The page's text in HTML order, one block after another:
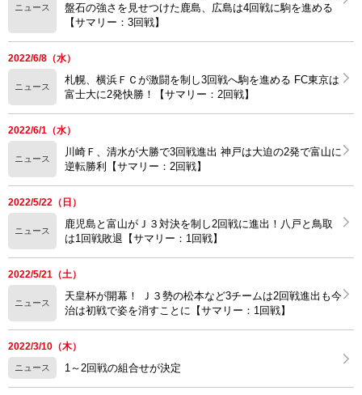
ニュース
盤石の強さを見せつけた鹿島、広島は4回戦に駒を進める
【サマリー：3回戦】
2022/6/8（水）
ニュース
札幌、横浜ＦＣが激闘を制し3回戦へ駒を進める FC東京は
富士大に2発快勝！【サマリー：2回戦】
2022/6/1（水）
ニュース
川崎Ｆ、清水が大勝で3回戦進出 神戸は大迫の2発で富山に
逆転勝利【サマリー：2回戦】
2022/5/22（日）
ニュース
鹿児島と富山がＪ３対決を制し2回戦に進出！八戸と鳥取
は1回戦敗退【サマリー：1回戦】
2022/5/21（土）
ニュース
天皇杯が開幕！ Ｊ３勢の松本など3チームは2回戦進出も今
治は初戦で姿を消すことに【サマリー：1回戦】
2022/3/10（木）
ニュース 1～2回戦の組合せが決定